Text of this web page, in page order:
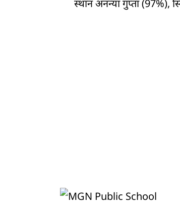
स्थान अनन्या गुप्ता (97%),